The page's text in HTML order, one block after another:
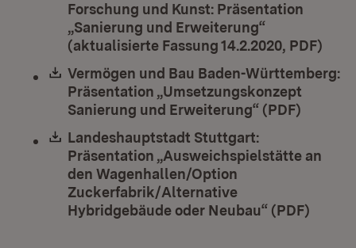
Forschung und Kunst: Präsentation
„Sanierung und Erweiterung“
(aktualisierte Fassung 14.2.2020, PDF)
Download:
Vermögen und Bau Baden-Württemberg:
Präsentation „Umsetzungskonzept
Sanierung und Erweiterung“ (PDF)
Download:
Landeshauptstadt Stuttgart:
Präsentation „Ausweichspielstätte an
den Wagenhallen/Option
Zuckerfabrik/Alternative
Hybridgebäude oder Neubau“ (PDF)